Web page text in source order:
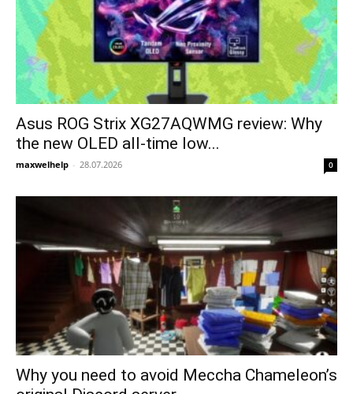
Asus ROG Strix XG27AQWMG review: Why
the new OLED all-time low...
maxwelhelp - 28.07.2026 0
Why you need to avoid Meccha Chameleon’s